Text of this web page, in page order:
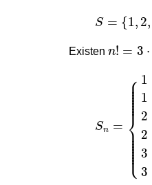
S = {1, 2,
S {1, 2,3
Existen n! = 3 ⋅
! ⋅2
Sn =
⎧
⎪
⎪
⎪
⎪ ⎪ ⎪ ⎪ ⎪
⎪
⎨
⎪
⎪ ⎪ ⎪ ⎪ ⎪ ⎪ ⎪ ⎪
⎩
1
1
2
2
3
3
3